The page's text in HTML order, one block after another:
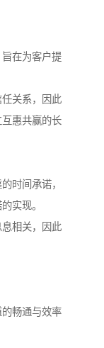
在为客户提
关系，因此
惠共赢的长
时间承诺，
实现。
相关，因此
畅通与效率